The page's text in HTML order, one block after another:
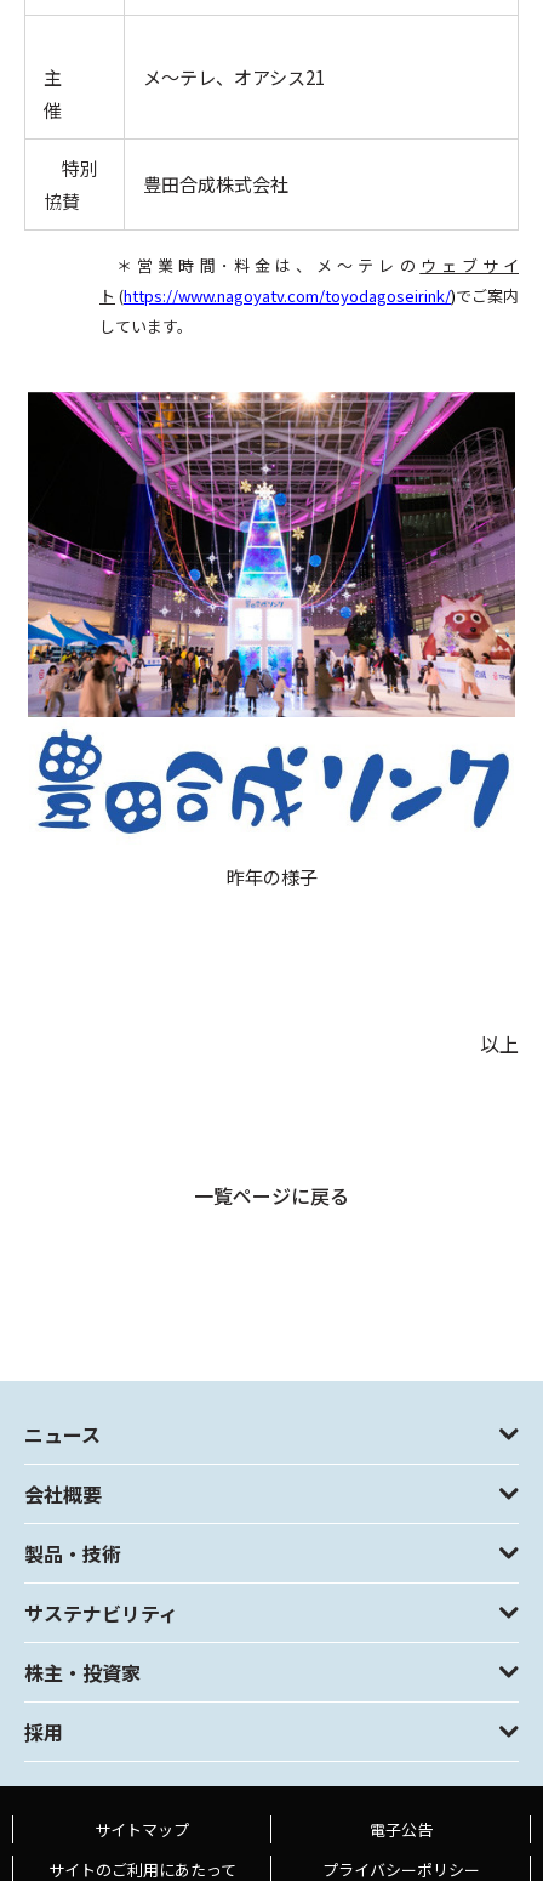
主
催
メ～テレ、オアシス21
特別
協賛
豊田合成株式会社
＊営業時間･料金は、メ～テレの ウェブサイ
ト (https://www.nagoyatv.com/toyodagoseirink/)でご案内
しています。
昨年の様子
以上
一覧ページに戻る
ニュース
会社概要
製品・技術
サステナビリティ
株主・投資家
採用
サイトマップ
電子公告
サイトのご利用にあたって
プライバシーポリシー